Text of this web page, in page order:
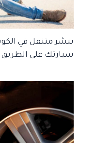
بنشر متنقل في
سيارتك على الطريق